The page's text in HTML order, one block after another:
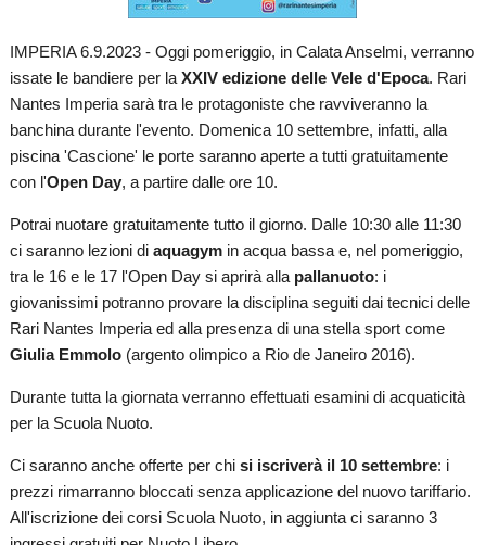
IMPERIA 6.9.2023 - Oggi pomeriggio, in Calata Anselmi, verranno
issate le bandiere per la XXIV edizione delle Vele d'Epoca. Rari
Nantes Imperia sarà tra le protagoniste che ravviveranno la
banchina durante l'evento. Domenica 10 settembre, infatti, alla
piscina 'Cascione' le porte saranno aperte a tutti gratuitamente
con l'Open Day, a partire dalle ore 10.
Potrai nuotare gratuitamente tutto il giorno. Dalle 10:30 alle 11:30
ci saranno lezioni di aquagymin acqua bassa e, nel pomeriggio,
tra le 16 e le 17 l'Open Day si aprirà alla pallanuoto: i
giovanissimi potranno provare la disciplina seguiti dai tecnici delle
Rari Nantes Imperia ed alla presenza di una stella sport come
Giulia Emmolo(argento olimpico a Rio de Janeiro 2016).
Durante tutta la giornata verranno effettuati esamini di acquaticità
per la Scuola Nuoto.
Ci saranno anche offerte per chi si iscriverà il 10 settembre: i
prezzi rimarranno bloccati senza applicazione del nuovo tariffario.
All'iscrizione dei corsi Scuola Nuoto, in aggiunta ci saranno 3